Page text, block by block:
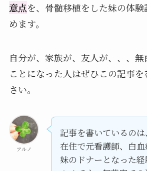
意点を、骨髄移植をした妹の体験
めます。
自分が、家族が、友人が、、、
ことになった人はぜひこの記事
さい。
アルノ
記事を書いているの
在住で元看護師、白
妹のドナーとなった